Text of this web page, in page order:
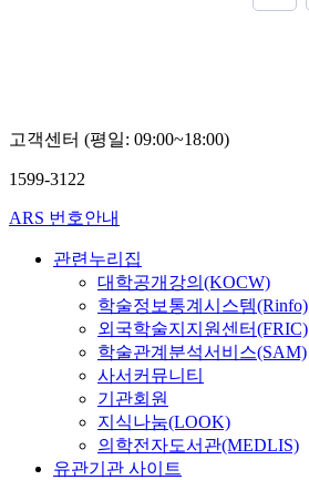
고객센터 (평일: 09:00~18:00)
1599-3122
ARS 번호안내
관련누리집
대학공개강의(KOCW)
학술정보통계시스템(Rinfo)
외국학술지지원센터(FRIC)
학술관계분석서비스(SAM)
사서커뮤니티
기관회원
지식나눔(LOOK)
의학전자도서관(MEDLIS)
유관기관 사이트